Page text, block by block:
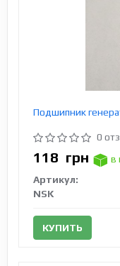
Подшипник
0
118 грн
в
Артикул:
NSK
КУПИТЬ